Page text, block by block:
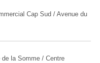
Cap Sud / Avenue du
la Somme / Centre